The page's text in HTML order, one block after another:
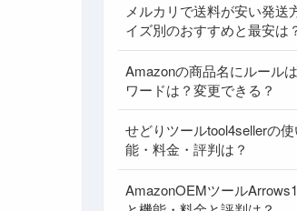
メルカリで送料が安い発送
イズ別のおすすめと最安は
Amazonの商品名にルール
ワードは？変更できる？
せどりツールtool4sellerの
能・料金・評判は？
AmazonOEMツール